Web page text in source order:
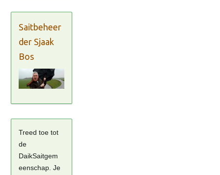
Saitbeheer
der Sjaak
Bos
Treed toe tot
de
DaikSaitgem
eenschap. Je